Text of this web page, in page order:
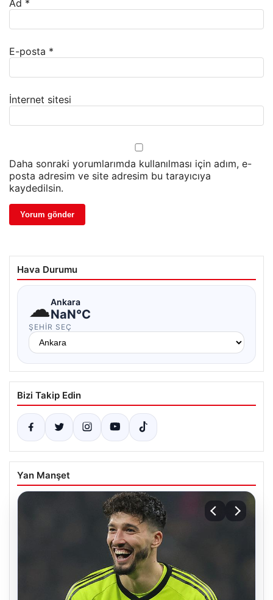
Ad *
E-posta *
İnternet sitesi
Daha sonraki yorumlarımda kullanılması için adım, e-
posta adresim ve site adresim bu tarayıcıya
kaydedilsin.
Hava Durumu
☁Ankara
NaN°C
ŞEHIR SEÇ
Bizi Takip Edin
Yan Manşet